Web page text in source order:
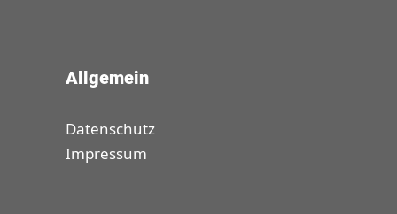
Allgemein
Datenschutz
Impressum